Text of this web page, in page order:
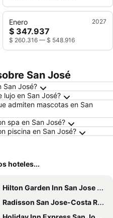
Enero 2027
$ 347.937
$ 260.316 — $ 548.916
San José
San José?
lujo en San José?
admiten mascotas en San
spa en San José?
piscina en San José?
hoteles...
Hilton Garden Inn San Jose La Sabana
Radisson San Jose-Costa Rica